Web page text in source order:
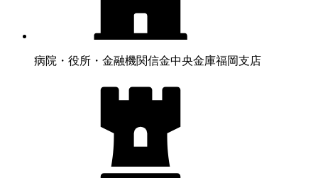
病院・役所・金融機関信金中央金庫福岡支店